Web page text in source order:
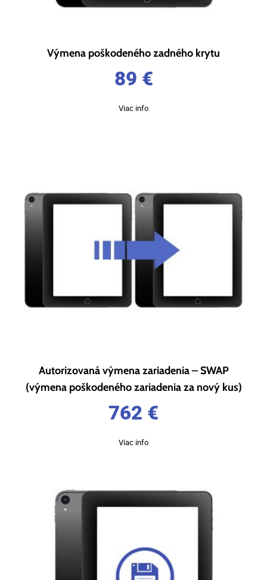
Výmena poškodeného zadného krytu
89 €
Viac info
Autorizovaná výmena zariadenia – SWAP
(výmena poškodeného zariadenia za nový kus)
762 €
Viac info